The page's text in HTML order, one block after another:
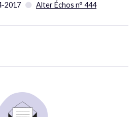
2017 Alter Échos n° 444